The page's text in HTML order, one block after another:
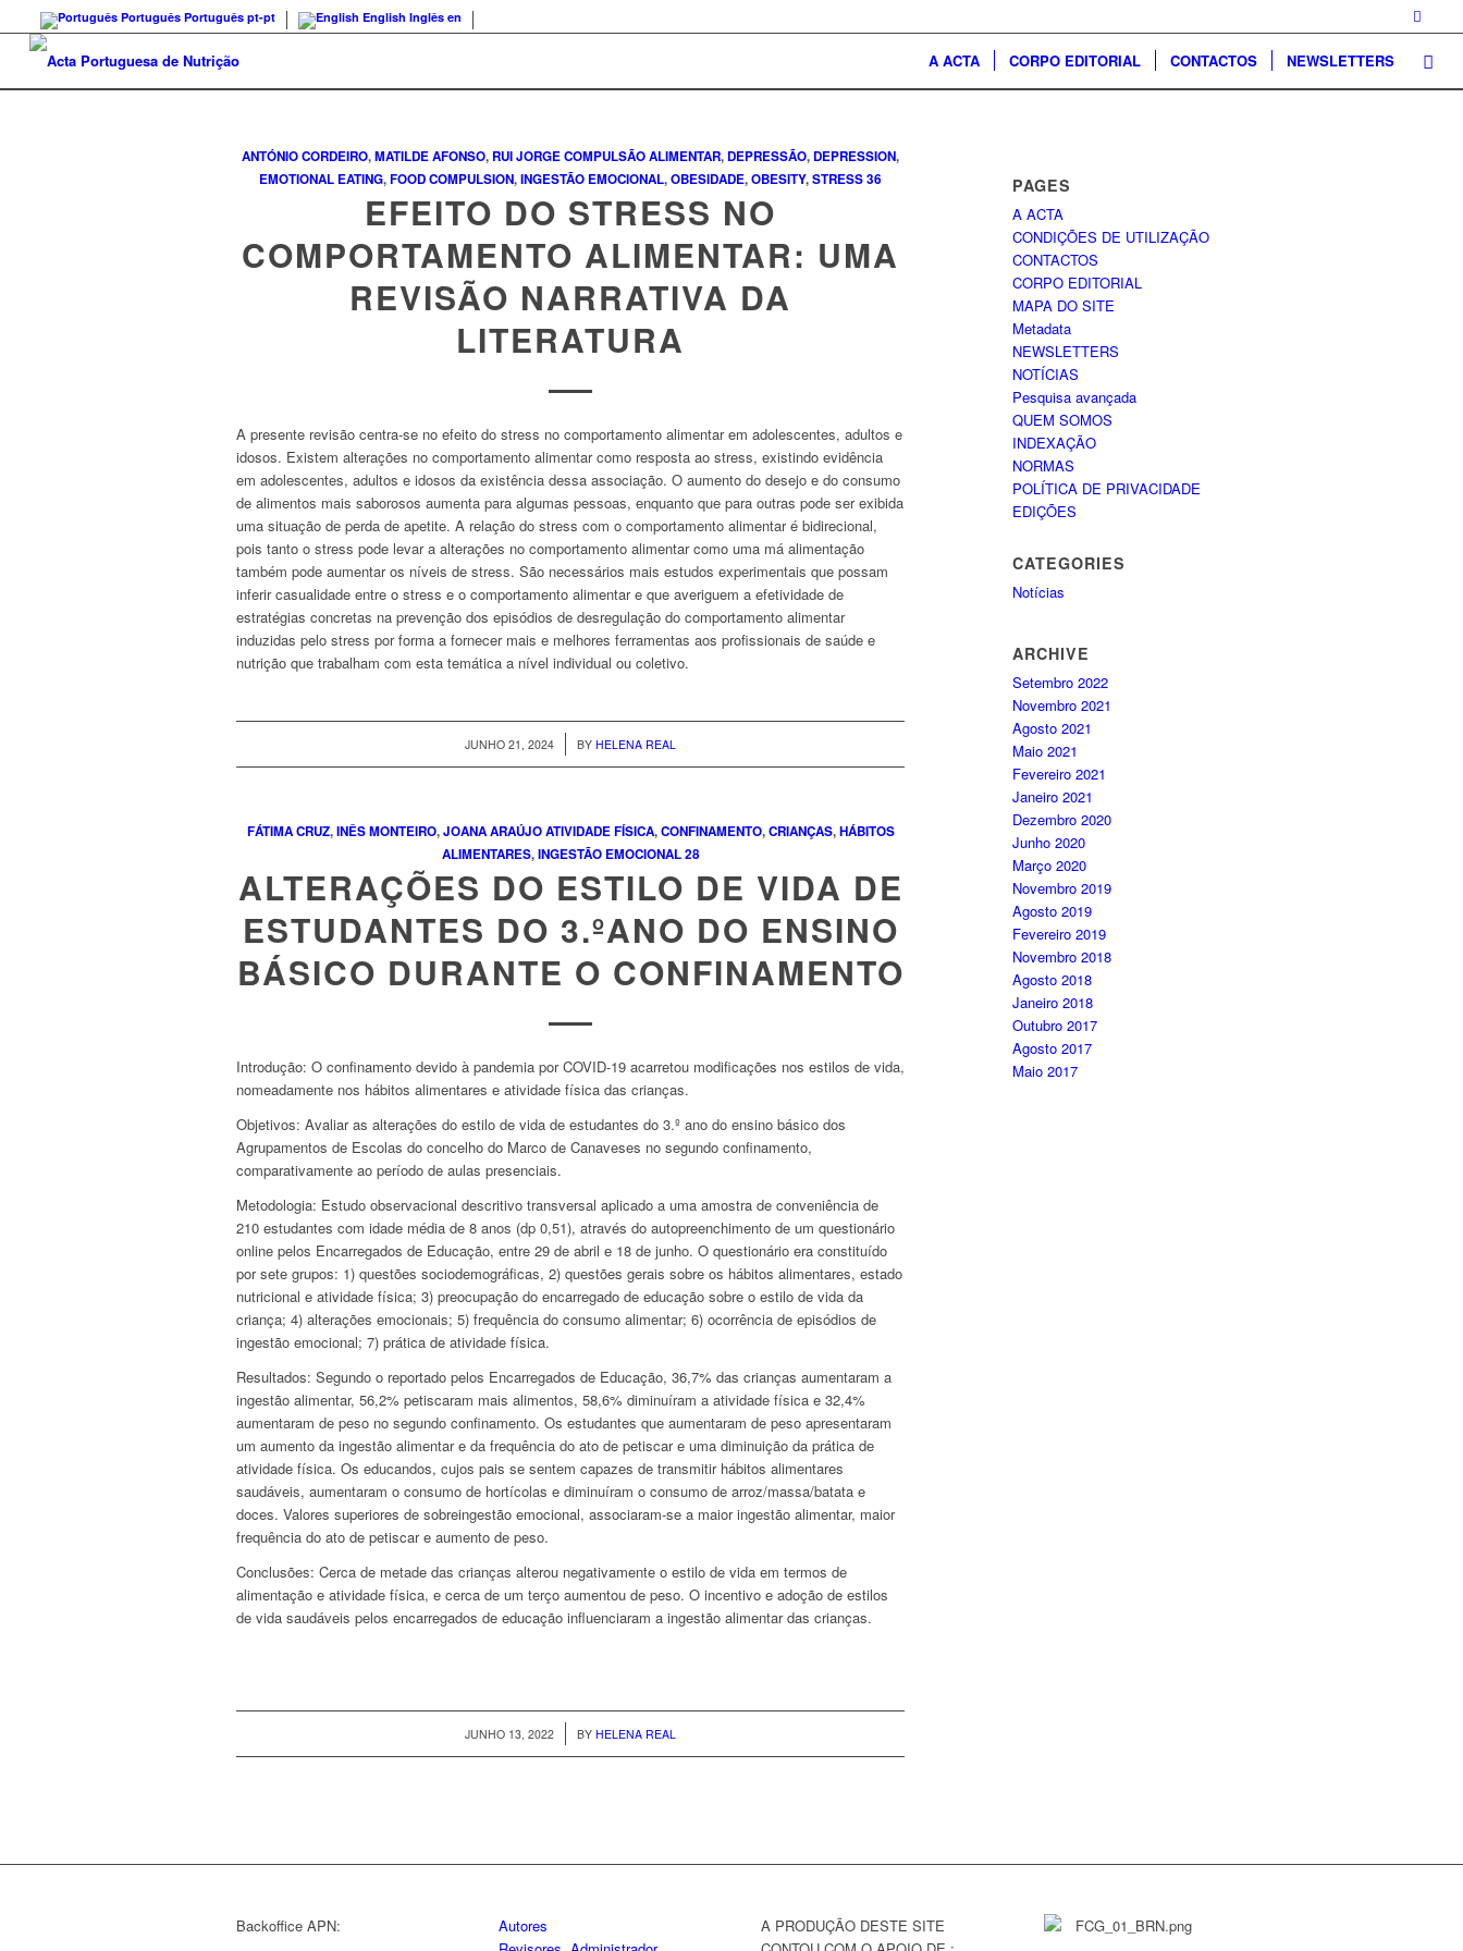
Português Português pt-pt English Inglês en
A ACTA CORPO EDITORIAL CONTACTOS NEWSLETTERS
ANTÓNIO CORDEIRO,MATILDE AFONSO, RUI JORGECOMPULSÃO ALIMENTAR,DEPRESSÃO,DEPRESSION,
EMOTIONAL EATING,FOOD COMPULSION,INGESTÃO EMOCIONAL,OBESIDADE,OBESITY,STRESS36
EFEITO DO STRESS NO
COMPORTAMENTO ALIMENTAR: UMA
REVISÃO NARRATIVA DA
LITERATURA
A presente revisão centra-se no efeito do stress no comportamento alimentar em adolescentes, adultos e
idosos. Existem alterações no comportamento alimentar como resposta ao stress, existindo evidência
em adolescentes, adultos e idosos da existência dessa associação. O aumento do desejo e do consumo
de alimentos mais saborosos aumenta para algumas pessoas, enquanto que para outras pode ser exibida
uma situação de perda de apetite. A relação do stress com o comportamento alimentar é bidirecional,
pois tanto o stress pode levar a alterações no comportamento alimentar como uma má alimentação
também pode aumentar os níveis de stress. São necessários mais estudos experimentais que possam
inferir casualidade entre o stress e o comportamento alimentar e que averiguem a efetividade de
estratégias concretas na prevenção dos episódios de desregulação do comportamento alimentar
induzidas pelo stress por forma a fornecer mais e melhores ferramentas aos profissionais de saúde e
nutrição que trabalham com esta temática a nível individual ou coletivo.
JUNHO 21, 2024
/ BYHELENA REAL
FÁTIMA CRUZ,INÊS MONTEIRO,JOANA ARAÚJOATIVIDADE FÍSICA,CONFINAMENTO,CRIANÇAS,HÁBITOS
ALIMENTARES,INGESTÃO EMOCIONAL28
ALTERAÇÕES DO ESTILO DE VIDA DE
ESTUDANTES DO 3.ºANO DO ENSINO
BÁSICO DURANTE O CONFINAMENTO
Introdução: O confinamento devido à pandemia por COVID-19 acarretou modificações nos estilos de vida,
nomeadamente nos hábitos alimentares e atividade física das crianças.
Objetivos: Avaliar as alterações do estilo de vida de estudantes do 3.º ano do ensino básico dos
Agrupamentos de Escolas do concelho do Marco de Canaveses no segundo confinamento,
comparativamente ao período de aulas presenciais.
Metodologia: Estudo observacional descritivo transversal aplicado a uma amostra de conveniência de
210 estudantes com idade média de 8 anos (dp 0,51), através do autopreenchimento de um questionário
online pelos Encarregados de Educação, entre 29 de abril e 18 de junho. O questionário era constituído
por sete grupos: 1) questões sociodemográficas, 2) questões gerais sobre os hábitos alimentares, estado
nutricional e atividade física; 3) preocupação do encarregado de educação sobre o estilo de vida da
criança; 4) alterações emocionais; 5) frequência do consumo alimentar; 6) ocorrência de episódios de
ingestão emocional; 7) prática de atividade física.
Resultados: Segundo o reportado pelos Encarregados de Educação, 36,7% das crianças aumentaram a
ingestão alimentar, 56,2% petiscaram mais alimentos, 58,6% diminuíram a atividade física e 32,4%
aumentaram de peso no segundo confinamento. Os estudantes que aumentaram de peso apresentaram
um aumento da ingestão alimentar e da frequência do ato de petiscar e uma diminuição da prática de
atividade física. Os educandos, cujos pais se sentem capazes de transmitir hábitos alimentares
saudáveis, aumentaram o consumo de hortícolas e diminuíram o consumo de arroz/massa/batata e
doces. Valores superiores de sobreingestão emocional, associaram-se a maior ingestão alimentar, maior
frequência do ato de petiscar e aumento de peso.
Conclusões: Cerca de metade das crianças alterou negativamente o estilo de vida em termos de
alimentação e atividade física, e cerca de um terço aumentou de peso. O incentivo e adoção de estilos
de vida saudáveis pelos encarregados de educação influenciaram a ingestão alimentar das crianças.
JUNHO 13, 2022
/ BYHELENA REAL
PAGES
A ACTA
CONDIÇÕES DE UTILIZAÇÃO
CONTACTOS
CORPO EDITORIAL
MAPA DO SITE
Metadata
NEWSLETTERS
NOTÍCIAS
Pesquisa avançada
QUEM SOMOS
INDEXAÇÃO
NORMAS
POLÍTICA DE PRIVACIDADE
EDIÇÕES
CATEGORIES
Notícias
ARCHIVE
Setembro 2022
Novembro 2021
Agosto 2021
Maio 2021
Fevereiro 2021
Janeiro 2021
Dezembro 2020
Junho 2020
Março 2020
Novembro 2019
Agosto 2019
Fevereiro 2019
Novembro 2018
Agosto 2018
Janeiro 2018
Outubro 2017
Agosto 2017
Maio 2017
Backoffice APN:
Autores
A PRODUÇÃO DESTE SITE